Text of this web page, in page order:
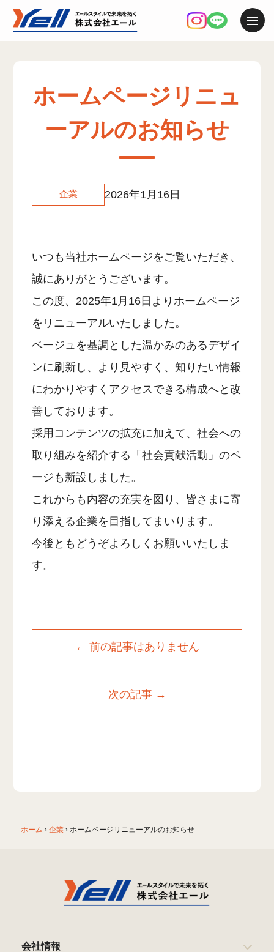
ホームページリニュ
ーアルのお知らせ
2026年1月16日
企業
いつも当社ホームページをご覧いただき、
誠にありがとうございます。
この度、2025年1月16日よりホームページ
をリニューアルいたしました。
ベージュを基調とした温かみのあるデザイ
ンに刷新し、より見やすく、知りたい情報
にわかりやすくアクセスできる構成へと改
善しております。
採用コンテンツの拡充に加えて、社会への
取り組みを紹介する「社会貢献活動」のペ
ージも新設しました。
これからも内容の充実を図り、皆さまに寄
り添える企業を目指してまいります。
今後ともどうぞよろしくお願いいたしま
す。
← 前の記事はありません
次の記事 →
ホーム › 企業 ›ホームページリニューアルのお知らせ
会社情報